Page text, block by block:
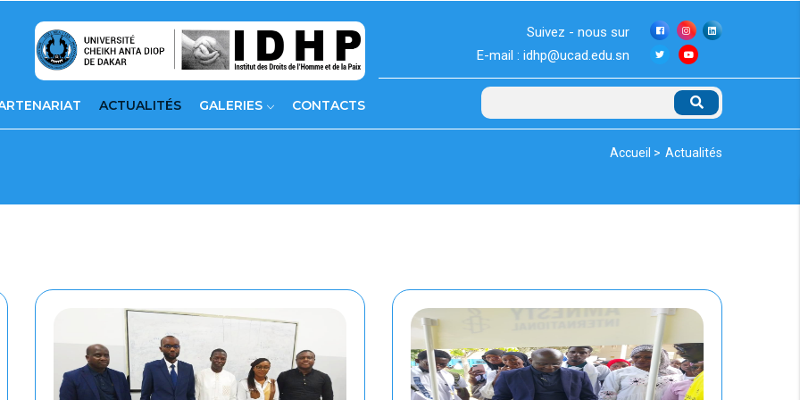
Suivez - nous sur
E-mail : idhp@ucad.edu.sn
ACTUALITÉS GALERIES CONTACTS Rechercher
Fil
Accueil > Actualités